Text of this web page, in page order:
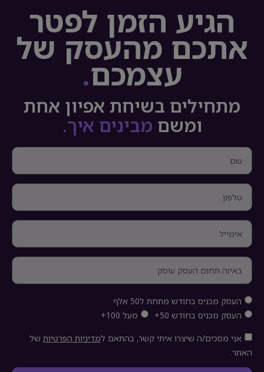
הגיע הזמן לפטר
אתכם מהעסק של
עצמכם.
מתחילים בשיחת אפיון אחת
ומשם מבינים איך.
העסק מכניס בחודש מתחת ל50 אלף
העסק מכניס בחודש 50+
מעל 100+
אני מסכים/ה שיצרו איתי קשר, בהתאם למדיניות הפרטיות של
האתר.